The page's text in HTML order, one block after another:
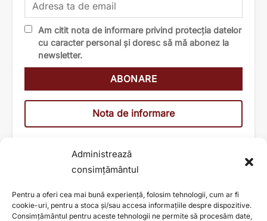
Administrează
consimțământul
Pentru a oferi cea mai bună experiență, folosim tehnologii, cum ar fi
cookie-uri, pentru a stoca și/sau accesa informațiile despre dispozitive.
Consimțământul pentru aceste tehnologii ne permite să procesăm date,
Am citit nota de informare privind protecția datelor
cu caracter personal și doresc să mă abonez la
newsletter.
Nota de informare